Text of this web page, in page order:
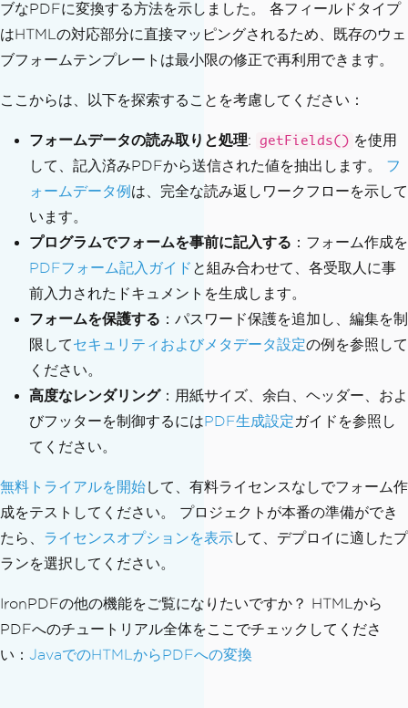
ブなPDFに変換する方法を示しました。 各フィールドタイプ
はHTMLの対応部分に直接マッピングされるため、既存のウェ
ブフォームテンプレートは最小限の修正で再利用できます。
ここからは、以下を探索することを考慮してください：
フォームデータの読み取りと処理: getFields() を使用
して、記入済みPDFから送信された値を抽出します。 フ
ォームデータ例 は、完全な読み返しワークフローを示して
います。
プログラムでフォームを事前に記入する ：フォーム作成を
PDFフォーム記入ガイド と組み合わせて、各受取人に事
前入力されたドキュメントを生成します。
フォームを保護する ：パスワード保護を追加し、編集を制
限してセキュリティおよびメタデータ設定の例を参照して
ください。
高度なレンダリング：用紙サイズ、余白、ヘッダー、およ
びフッターを制御するにはPDF生成設定ガイドを参照し
てください。
無料トライアルを開始して、有料ライセンスなしでフォーム作
成をテストしてください。 プロジェクトが本番の準備ができ
たら、 ライセンスオプションを表示して、デプロイに適したプ
ランを選択してください。
IronPDFの他の機能をご覧になりたいですか？ HTMLから
PDFへのチュートリアル全体をここでチェックしてくださ
い： JavaでのHTMLからPDFへの変換